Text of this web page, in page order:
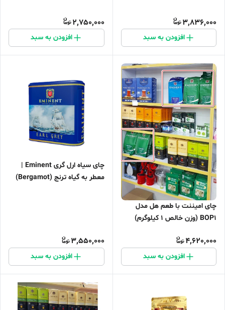
3,836,000
افزودن به سبد
2,750,000
افزودن به سبد
چای امیننت با طعم هل مدل
BOP1 (وزن خالص ۱ کیلوگرم)
4,620,000
افزودن به سبد
چای سیاه ارل گری Eminent |
معطر به گیاه ترنج (Bergamot)
3,550,000
افزودن به سبد